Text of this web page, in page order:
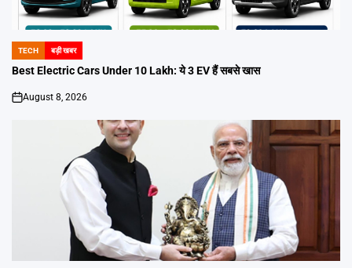
POSTED
IN
TECH बड़ी खबर
Best Electric Cars Under 10 Lakh: ये 3 EV हैं सबसे खास
on
August 8, 2026